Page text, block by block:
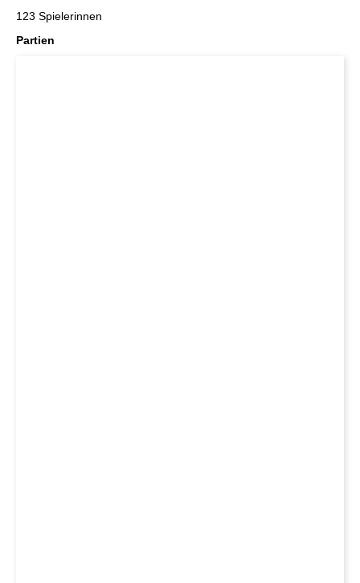
123 Spielerinnen
Partien